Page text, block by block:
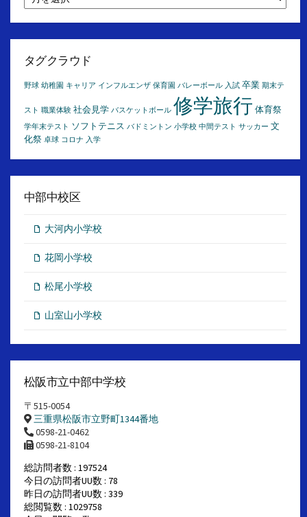
別
ア
イ
タグクラウド
野球 幼稚園 キャリア インフルエンザ 保育園 バレーボール 入試 卒業 期末テ
スト 職業体験 社会見学 バスケットボール 修学旅行 体育祭
学年末テスト ソフトテニス バドミントン 小学校 中間テスト サッカー 文
化祭 卓球 コロナ 入学
中部中校区
大河内小学校
花岡小学校
松尾小学校
山室山小学校
松阪市立中部中学校
〒515-0054
三重県松阪市立野町1344番地
0598-21-0462
0598-21-8104
総訪問者数 : 197524
今日の訪問者UU数 : 78
昨日の訪問者UU数 : 339
総閲覧数 : 1029758